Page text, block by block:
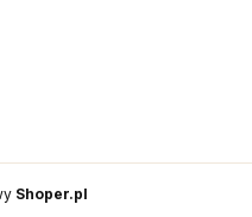
Shoper.pl